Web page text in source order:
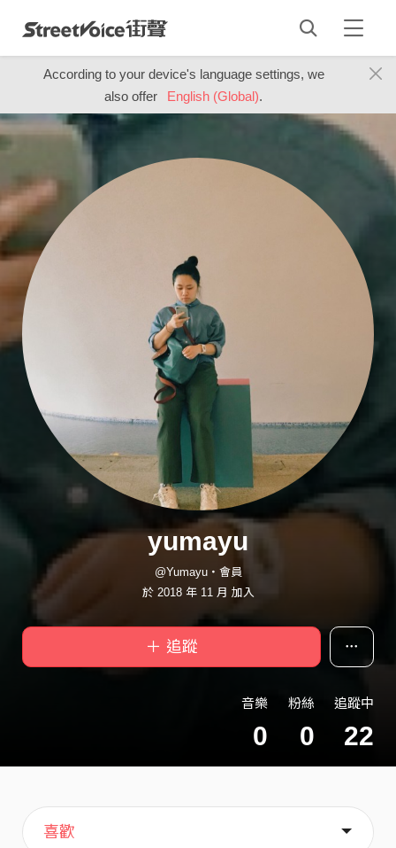
According to your device's language settings, we
also offer
English (Global).
yumayu
@Yumayu・會員
於 2018 年 11 月 加入
＋ 追蹤
音樂
0
粉絲
0
追蹤中
22
主頁
喜歡
關於